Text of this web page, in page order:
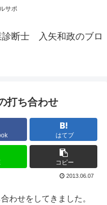
サポ
断士 入矢和政のブロ
打ち合わせ
はてブ
コピー
2013.06.07
わせをしてきました。